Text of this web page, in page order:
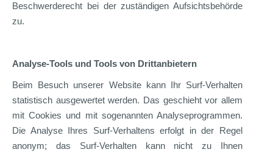
Beschwerderecht bei der zuständigen Aufsichtsbehörde
zu.
Analyse-Tools und Tools von Drittanbietern
Beim Besuch unserer Website kann Ihr Surf-Verhalten
statistisch ausgewertet werden. Das geschieht vor allem
mit Cookies und mit sogenannten Analyseprogrammen.
Die Analyse Ihres Surf-Verhaltens erfolgt in der Regel
anonym; das Surf-Verhalten kann nicht zu Ihnen